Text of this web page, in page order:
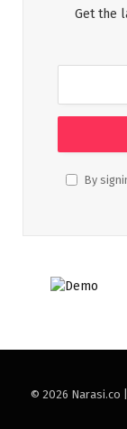
Get the
By
© 2026 Narasi.co |